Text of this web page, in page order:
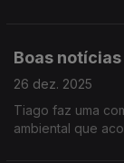
Boas
26 dez. 2025
Tiago faz uma
ambiental que